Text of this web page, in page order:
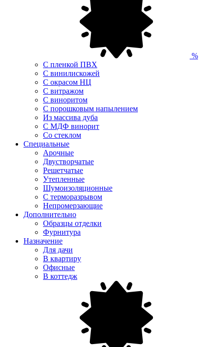
%
С пленкой ПВХ
С винилискожей
С окрасом НЦ
С витражом
С виноритом
С порошковым напылением
Из массива дуба
С МДФ винорит
Со стеклом
Специальные
Арочные
Двустворчатые
Решетчатые
Утепленные
Шумоизоляционные
С терморазрывом
Непромерзающие
Дополнительно
Образцы отделки
Фурнитура
Назначение
Для дачи
В квартиру
Офисные
В коттедж